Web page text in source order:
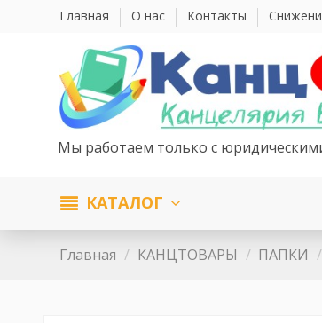
Главная О нас Контакты
Мы работаем только с
КАТАЛОГ
Главная КАНЦТОВАРЫ ПАПКИ